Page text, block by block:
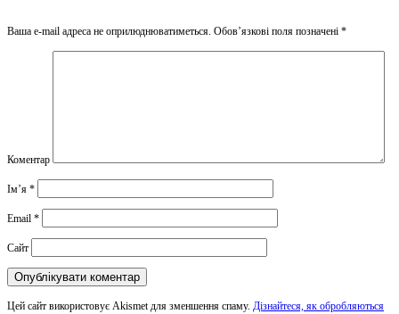
Ваша e-mail адреса не оприлюднюватиметься. Обов’язкові поля позначені *
Коментар
Ім’я *
Email *
Сайт
Цей сайт використовує Akismet для зменшення спаму. Дізнайтеся, як обробляються